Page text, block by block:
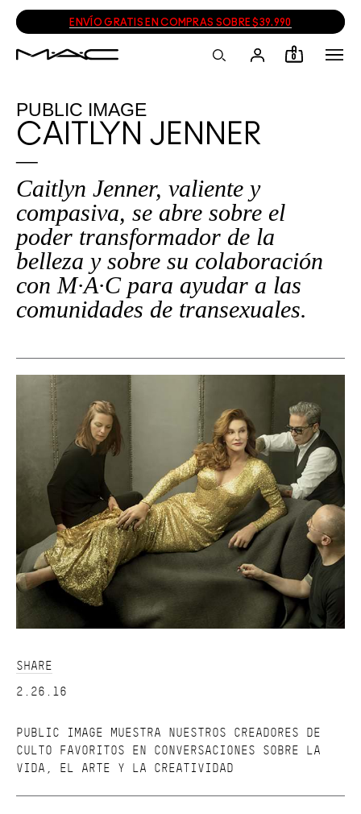
ENVÍO GRATIS EN COMPRAS SOBRE $39.990
0
PUBLIC IMAGE
CAITLYN JENNER
Caitlyn Jenner, valiente y
compasiva, se abre sobre el
poder transformador de la
belleza y sobre su colaboración
con M·A·C para ayudar a las
comunidades de transexuales.
SHARE
2.26.16
PUBLIC IMAGE MUESTRA NUESTROS CREADORES DE
CULTO FAVORITOS EN CONVERSACIONES SOBRE LA
VIDA, EL ARTE Y LA CREATIVIDAD